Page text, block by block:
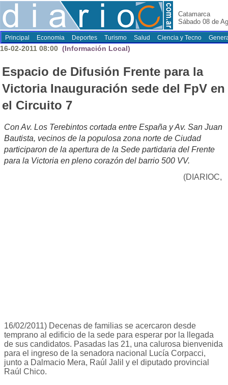
Catamarca
Sábado 08 de
Principal Economia Deportes Turismo Salud Ciencia y Tecno
16-02-2011 08:00 (Información Local)
Espacio de Difusión Frente para la
Victoria Inauguración sede del FpV en
el Circuito 7
Con Av. Los Terebintos cortada entre España y Av. San Juan
Bautista, vecinos de la populosa zona norte de Ciudad
participaron de la apertura de la Sede partidaria del Frente
para la Victoria en pleno corazón del barrio 500 VV.
(DIARIOC,
16/02/2011) Decenas de familias se acercaron desde
temprano al edificio de la sede para esperar por la llegada
de sus candidatos. Pasadas las 21, una calurosa bienvenida
para el ingreso de la senadora nacional Lucía Corpacci,
junto a Dalmacio Mera, Raúl Jalil y el diputado provincial
Raúl Chico.